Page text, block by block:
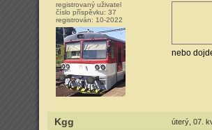
registrovaný uživatel
číslo příspěvku: 37
registrován: 10-2022
nebo
Kgg úterý, 07.